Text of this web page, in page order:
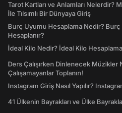
Tarot Kartları ve Anlamları Nelerdir?
İle Tılsımlı Bir Dünyaya Giriş
Burç Uyumu Hesaplama Nedir? Burç
Hesaplanır?
İdeal Kilo Nedir? İdeal Kilo Hesaplama
Ders Çalışırken Dinlenecek
Çalışamayanlar Toplanın!
Instagram Giriş Nasıl Yapılır?
41 Ülkenin Bayrakları ve Ülke